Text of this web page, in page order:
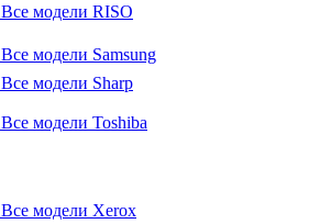
Все модели RISO
Все модели Samsung
Все модели Sharp
Все модели Toshiba
Все модели Xerox